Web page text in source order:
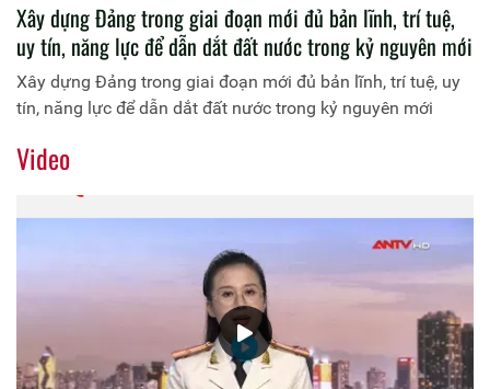
Xây dựng Đảng trong giai đoạn mới đủ bản lĩnh, trí tuệ,
uy tín, năng lực để dẫn dắt đất nước trong kỷ nguyên mới
Xây dựng Đảng trong giai đoạn mới đủ bản lĩnh, trí tuệ, uy
tín, năng lực để dẫn dắt đất nước trong kỷ nguyên mới
Video